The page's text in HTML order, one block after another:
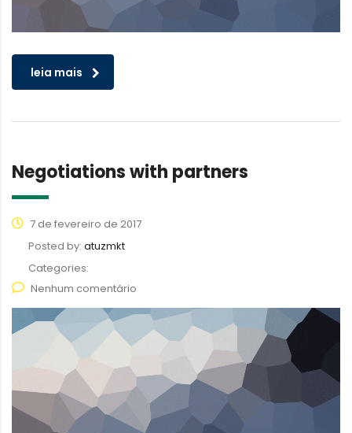
leia mais
Negotiations with partners
7 de fevereiro de 2017
Posted by: atuzmkt
Categories:
Nenhum comentário